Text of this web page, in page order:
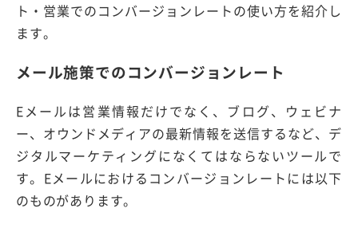
ト・営業でのコンバージョンレートの使い方を紹介し
ます。
メール施策でのコンバージョンレート
Eメールは営業情報だけでなく、ブログ、ウェビナ
ー、オウンドメディアの最新情報を送信するなど、デ
ジタルマーケティングになくてはならないツールで
す。Eメールにおけるコンバージョンレートには以下
のものがあります。